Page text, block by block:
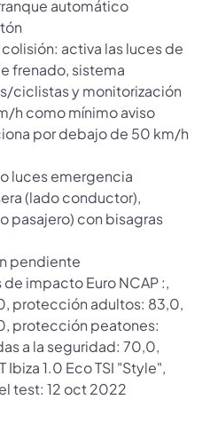
automático
activa las luces de
frenado, sistema
ciclistas y monitorización
h como mínimo aviso
por debajo de 50 km/h
luces emergencia
(lado conductor),
pasajero) con bisagras
pendiente
impacto Euro NCAP :,
protección adultos: 83,0,
protección peatones:
a la seguridad: 70,0,
Ibiza 1.0 Eco TSI "Style",
test: 12 oct 2022